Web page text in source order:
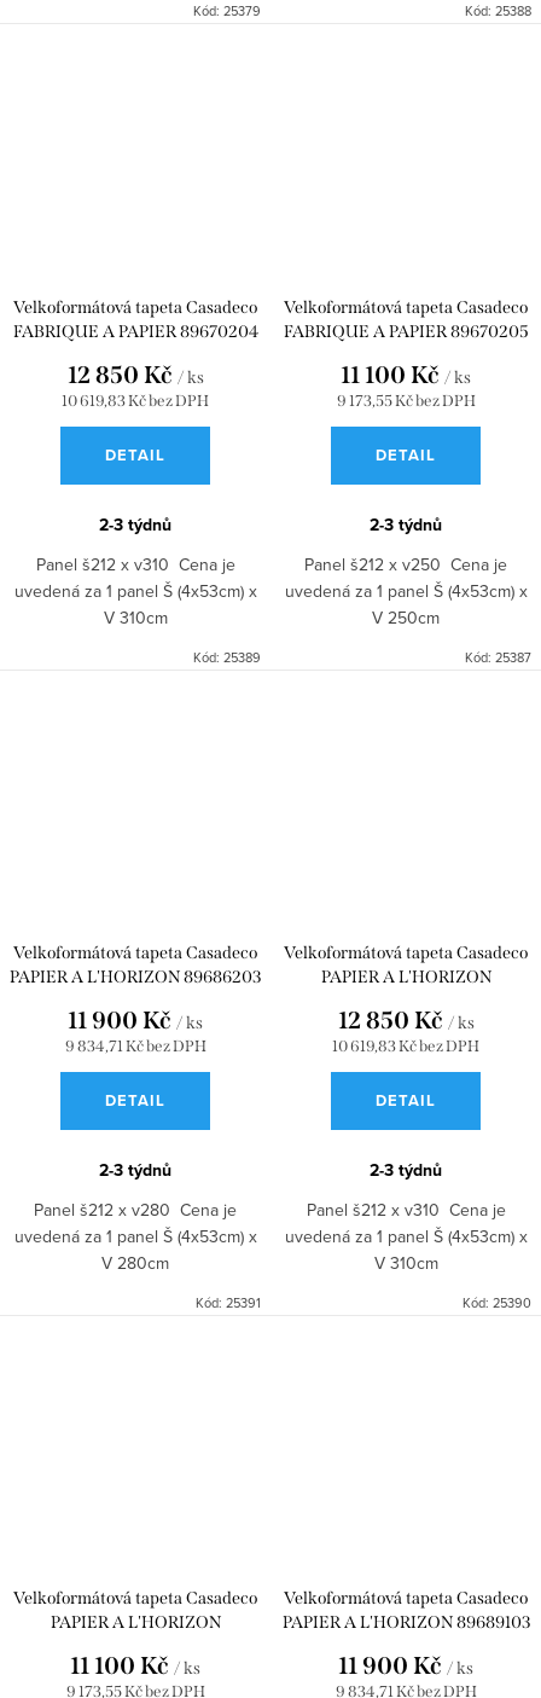
Kód: 25379 Kód: 25388
Velkoformátová tapeta Casadeco
FABRIQUE A PAPIER 89670204
10 619,83 Kč bez DPH
12 850 Kč / ks
DETAIL
2-3 týdnů
Panel š212 x v310 Cena je
uvedená za 1 panel Š (4x53cm) x
V 310cm
Kód: 25389
Velkoformátová tapeta Casadeco
FABRIQUE A PAPIER 89670205
9 173,55 Kč bez DPH
11 100 Kč / ks
DETAIL
2-3 týdnů
Panel š212 x v250 Cena je
uvedená za 1 panel Š (4x53cm) x
V 250cm
Kód: 25387
Velkoformátová tapeta Casadeco
PAPIER A L'HORIZON 89686203
9 834,71 Kč bez DPH
11 900 Kč / ks
DETAIL
2-3 týdnů
Panel š212 x v280 Cena je
uvedená za 1 panel Š (4x53cm) x
V 280cm
Kód: 25391
Velkoformátová tapeta Casadeco
PAPIER A L'HORIZON
10 619,83 Kč bez DPH
12 850 Kč / ks
DETAIL
2-3 týdnů
Panel š212 x v310 Cena je
uvedená za 1 panel Š (4x53cm) x
V 310cm
Kód: 25390
Velkoformátová tapeta Casadeco
PAPIER A L'HORIZON
9 173,55 Kč bez DPH
11 100 Kč / ks
Velkoformátová tapeta Casadeco
PAPIER A L'HORIZON 89689103
9 834,71 Kč bez DPH
11 900 Kč / ks